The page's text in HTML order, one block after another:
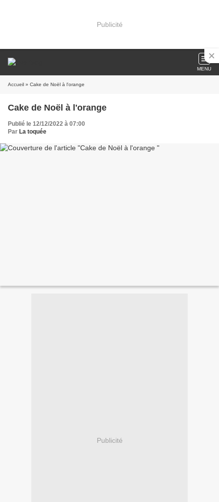
Publicité
MENU
Accueil » Cake de Noël à l'orange
Cake de Noël à l'orange
Publié le 12/12/2022 à 07:00
Par La toquée
Publicité